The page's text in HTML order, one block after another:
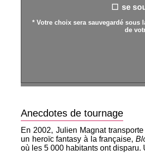
se
* Votre choix sera sauvegardé
de
Anecdotes de tournage
En 2002, Julien Magnat
un heroïc fantasy à la française,
où les 5 000 habitants ont disparu.